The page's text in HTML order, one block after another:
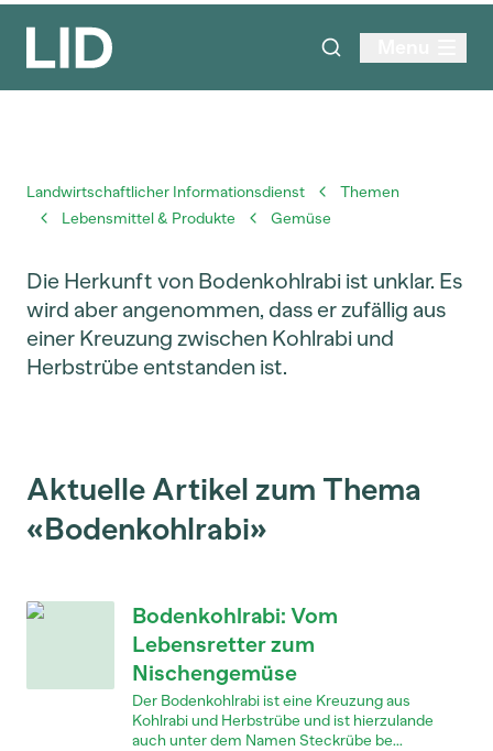
Landwirtschaftlicher Informationsdienst
Themen
Lebensmittel & Produkte
Gemüse
Die Herkunft von Bodenkohlrabi ist unklar. Es
wird aber angenommen, dass er zufällig aus
einer Kreuzung zwischen Kohlrabi und
Herbstrübe entstanden ist.
Aktuelle Artikel zum Thema
«Bodenkohlrabi»
Bodenkohlrabi: Vom
Lebensretter zum
Nischengemüse
Der Bodenkohlrabi ist eine Kreuzung aus
Kohlrabi und Herbstrübe und ist hierzulande
auch unter dem Namen Steckrübe be...